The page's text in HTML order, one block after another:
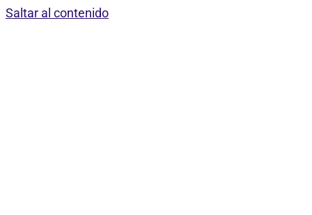
Saltar al contenido